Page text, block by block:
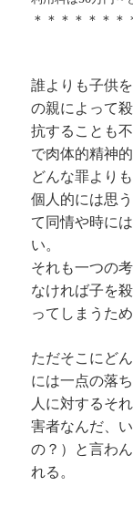
＊＊＊＊＊＊＊
誰よりも子供
の親によって
抗することも
で肉体的精神
どんな罪より
個人的には思
て同情や時に
い。
それも一つの
なければ子を
ってしまうた
ただそこにど
には一点の落
人に対するそ
害者なんだ、
の？）と言わ
れる。